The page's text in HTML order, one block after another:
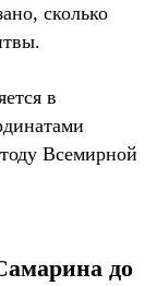
сколько
в
Всемирной
до